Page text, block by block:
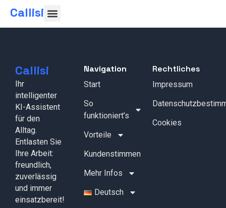
Callisi
Callisi
Ihr
intelligenter
KI-Assistent
für den
Alltag.
Entlasten Sie
Ihre Arbeit:
freundlich,
zuverlässig
und immer
einsatzbereit!
Navigation
Start
So
funktioniert’s
Vorteile
Kundenstimmen
Mehr Infos
Deutsch
Rechtliches
Impressum
Cookies